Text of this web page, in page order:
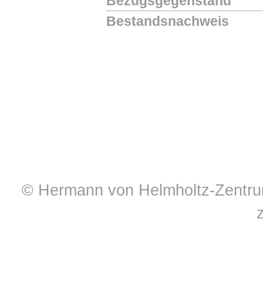
Bestandsnachweis
© Hermann von Helmholtz-